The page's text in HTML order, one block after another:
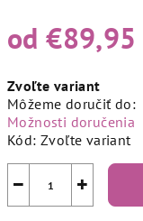
od€89,95
cena:
Zvoľte variant
Môžeme doručiť do:
Možnosti doručenia
Kód: Zvoľte variant
+
−